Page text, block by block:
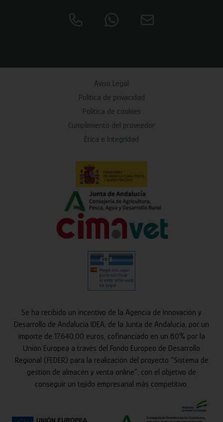
Aviso Legal
Política de privacidad
Política de cookies
Cumplimiento del proveedor
Ética e Integridad
Se ha recibido un incentivo de la Agencia de Innovación y
Desarrollo de Andalucía IDEA, de la Junta de Andalucía, por un
importe de 17.640,00 euros, cofinanciado en un 80% por la
Unión Europea a través del Fondo Europeo de Desarrollo
Regional (FEDER) para la realización del proyecto “Sistema de
gestión de almacén y venta online”, con el objetivo de
conseguir un tejido empresarial más competitivo.